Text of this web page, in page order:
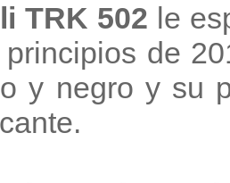
TRK 502 le
de
y negro y su